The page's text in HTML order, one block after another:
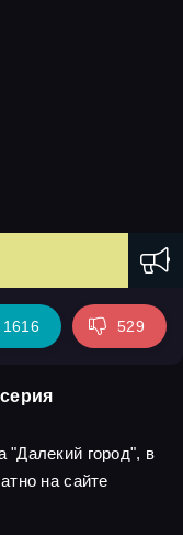
1616 529
"Далекий город", в
на сайте